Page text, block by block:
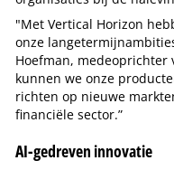
"Met Vertical Horizon
onze
Hoefman, medeoprichter
kunnen we onze
richten op nieuwe
financiële sector.”
AI-gedreven innovatie